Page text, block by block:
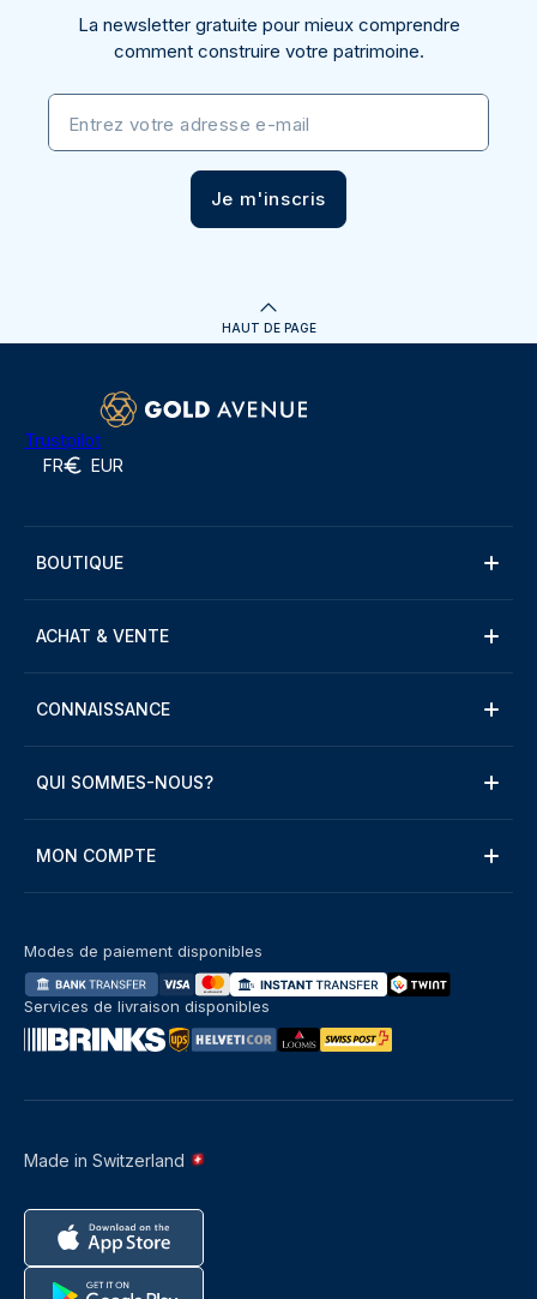
La newsletter gratuite pour mieux comprendre
comment construire votre patrimoine.
Entrez votre adresse e-mail
Je m'inscris
HAUT DE PAGE
Trustpilot
FR EUR
BOUTIQUE
ACHAT & VENTE
CONNAISSANCE
QUI SOMMES-NOUS?
MON COMPTE
Made in Switzerland
Modes de paiement disponibles
Services de livraison disponibles